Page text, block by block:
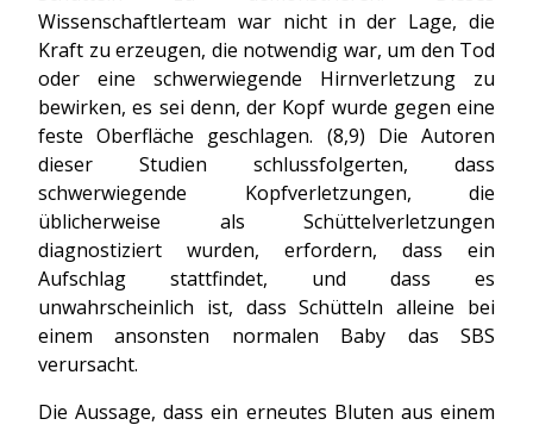
Wissenschaftlerteam war nicht in der Lage, die
Kraft zu erzeugen, die notwendig war, um den Tod
oder eine schwerwiegende Hirnverletzung zu
bewirken, es sei denn, der Kopf wurde gegen eine
feste Oberfläche geschlagen. (8,9) Die Autoren
dieser Studien schlussfolgerten, dass
schwerwiegende Kopfverletzungen, die
üblicherweise als Schüttelverletzungen
diagnostiziert wurden, erfordern, dass ein
Aufschlag stattfindet, und dass es
unwahrscheinlich ist, dass Schütteln alleine bei
einem ansonsten normalen Baby das SBS
verursacht.
Die Aussage, dass ein erneutes Bluten aus einem